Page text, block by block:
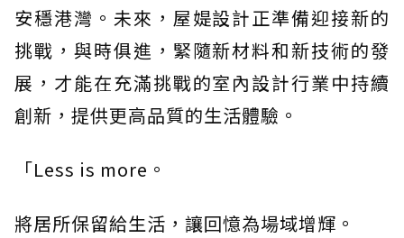
安穩港灣。未來，屋媞設計正準備迎接新的
挑戰，與時俱進，緊隨新材料和新技術的發
展，才能在充滿挑戰的室內設計行業中持續
創新，提供更高品質的生活體驗。
「Less is more。
將居所保留給生活，讓回憶為場域增輝。